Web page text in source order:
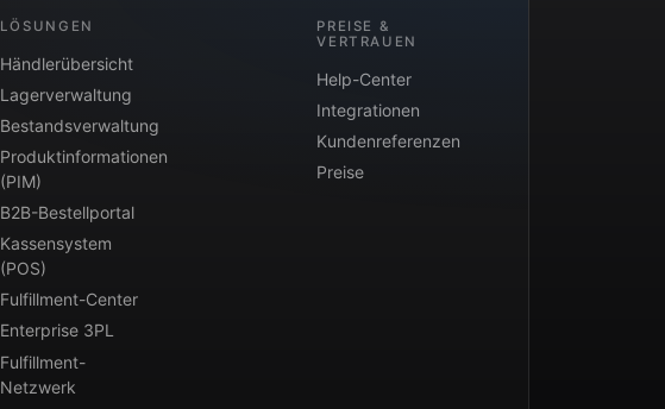
LÖSUNGEN
Händlerübersicht
Lagerverwaltung
Bestandsverwaltung
Produktinformationen
(PIM)
B2B-Bestellportal
Kassensystem
(POS)
Fulfillment-Center
Enterprise 3PL
Fulfillment-
Netzwerk
PREISE &
VERTRAUEN
Help-Center
Integrationen
Kundenreferenzen
Preise